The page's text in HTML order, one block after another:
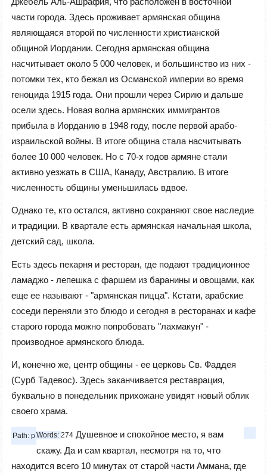
части города. Здесь проживает армянская община
являющаяся второй по численности христианской
общиной Иордании. Сегодня армянская община
насчитывает около 5 000 человек, и большинство из них -
потомки тех, кто бежал из Османской империи во время
геноцида 1915 года. Они прошли через Сирию и дальше
осели здесь. Новая волна армянских иммигрантов
прибыла в Иорданию в 1948 году, после первой арабо-
израильской войны. В итоге община стала насчитывать
более 10 000 человек. Но с 70-х годов армяне стали
активно уезжать в США, Канаду, Австралию. В итоге
численность общины уменьшилась вдвое.
Однако те, кто остался, активно сохраняют свое наследие
и традиции. В квартале есть армянская начальная школа,
детский сад, школа.
Есть здесь пекарня и ресторан, где подают традиционное
ламаджо - лепешка с фаршем из баранины и овощами, как
еще ее называют - "армянская пицца". Кстати, арабские
соседи переняли это блюдо и сегодня в ресторанах и кафе
старого города можно попробовать "лахмакун" -
производное армянского блюда.
И, конечно же, центр общины - ее церковь Св. Фаддея
(Сурб Тадевос). Здесь заканчивается реставрация,
буквально в понедельник прихожане увидят новый облик
своего храма.
Path: pWords: 274 Душевное и спокойное место, я вам
скажу. Да и сам квартал, несмотря на то, что
находится всего 10 минутах от старой части Аммана, где